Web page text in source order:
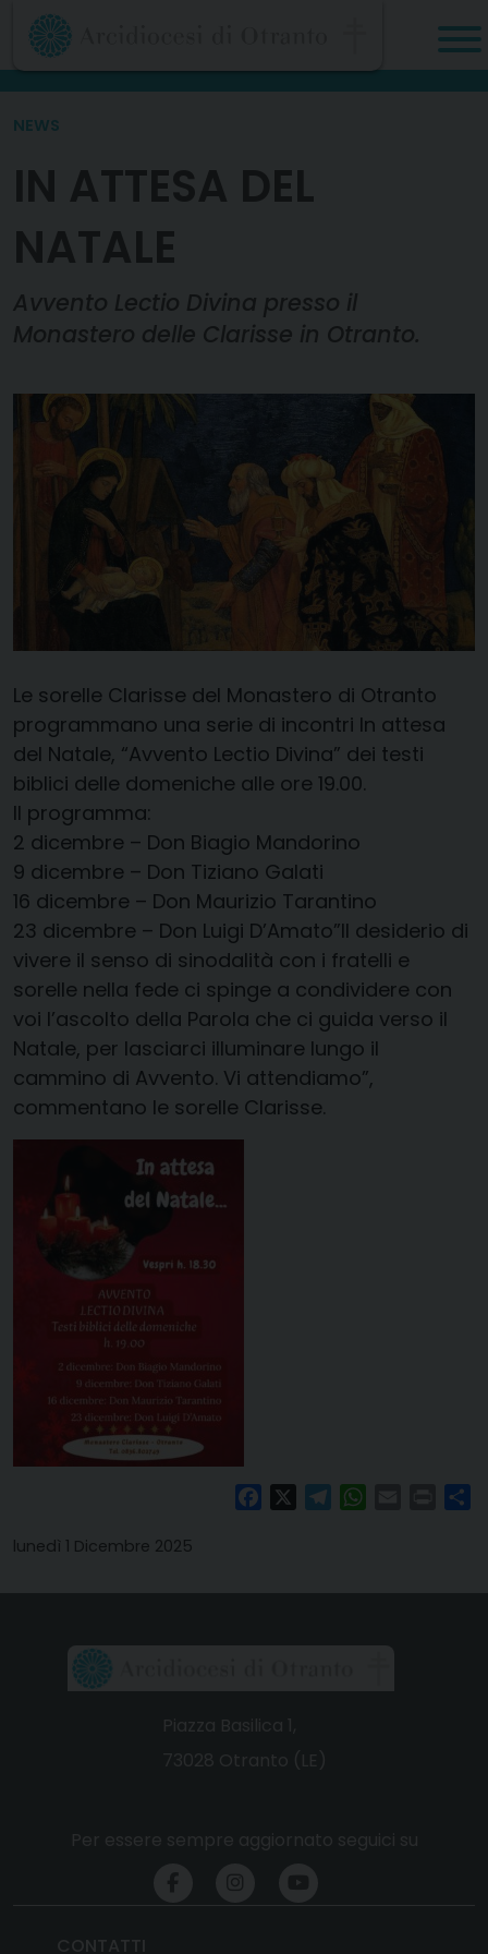
Skip
content
NEWS
IN ATTESA DEL
NATALE
Avvento Lectio Divina presso il
Monastero delle Clarisse in Otranto.
Le sorelle Clarisse del Monastero di Otranto
programmano una serie di incontri In attesa
del Natale, “Avvento Lectio Divina” dei testi
biblici delle domeniche alle ore 19.00.
Il programma:
2 dicembre – Don Biagio Mandorino
9 dicembre – Don Tiziano Galati
16 dicembre – Don Maurizio Tarantino
23 dicembre – Don Luigi D’Amato”Il desiderio di
vivere il senso di sinodalità con i fratelli e
sorelle nella fede ci spinge a condividere con
voi l’ascolto della Parola che ci guida verso il
Natale, per lasciarci illuminare lungo il
cammino di Avvento. Vi attendiamo”,
commentano le sorelle Clarisse.
FacebookTelegramWhatsAppPrint
lunedì 1 Dicembre 2025